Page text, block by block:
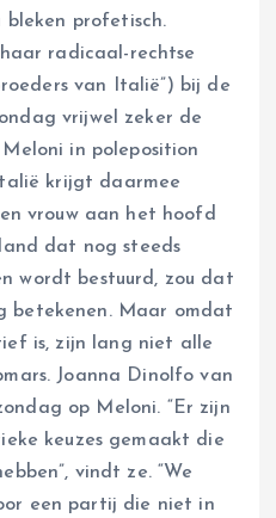
profetisch.
radicaal-rechtse
van Italië”) bij de
vrijwel zeker de
in poleposition
krijgt daarmee
vrouw aan het hoofd
dat nog steeds
wordt bestuurd, zou dat
betekenen. Maar omdat
is, zijn lang niet alle
Joanna Dinolfo van
op Meloni. “Er zijn
keuzes gemaakt die
vindt ze. “We
een partij die niet in